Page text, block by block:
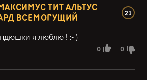
ТИТ АЛЬТУС
ВСЕМОГУЩИЙ
21
0 0
я люблю ! :- )